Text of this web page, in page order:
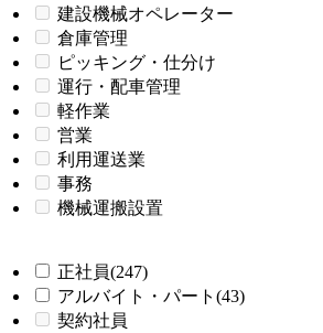
建設機械オペレーター
倉庫管理
ピッキング・仕分け
運行・配車管理
軽作業
営業
利用運送業
事務
機械運搬設置
正社員(247)
アルバイト・パート(43)
契約社員